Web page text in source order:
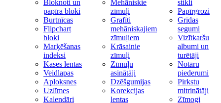
Bloknoti un
papīra bloki
Burtnīcas
Flipchart
bloki
Marķēšanas
indeksi
Kases lentas
Veidlapas
Aploksnes
Uzlīmes
Kalendāri
Mehāniskie
zīmuļi
Grafīti
mehāniskajiem
zīmuļiem
Krāsainie
zīmuļi
Zīmuļu
asinātāji
Dzēšgumijas
Korekcijas
lentas
stikli
Papīrgrozi
Grīdas
segumi
Vizītkaršu
albumi un
turētāji
Notāru
piederumi
Pirkstu
mitrinātāji
Zīmogi